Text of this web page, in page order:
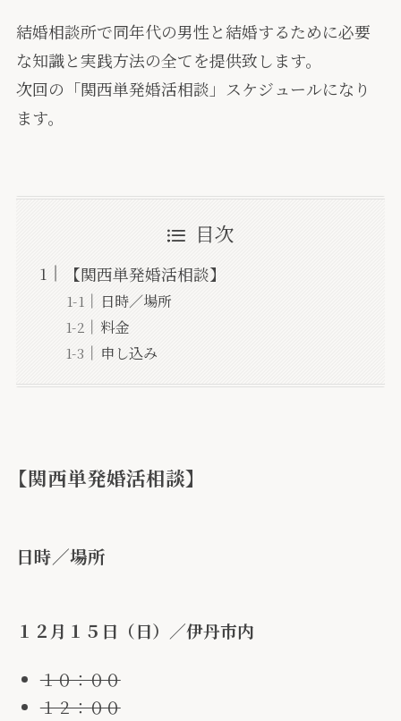
結婚相談所で同年代の男性と結婚するために必要
な知識と実践方法の全てを提供致します。
次回の「関西単発婚活相談」スケジュールになり
ます。
目次
【関西単発婚活相談】
日時／場所
料金
申し込み
【関西単発婚活相談】
日時／場所
１２月１５日（日）／伊丹市内
１０：００
１２：００